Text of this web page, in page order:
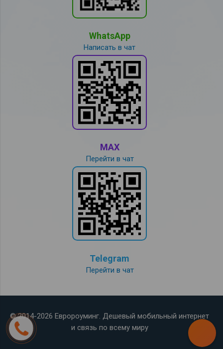
WhatsApp
Написать в чат
MAX
Перейти в чат
Telegram
Перейти в чат
© 2014-2026 Евророуминг. Дешевый мобильный интернет
и связь по всему миру